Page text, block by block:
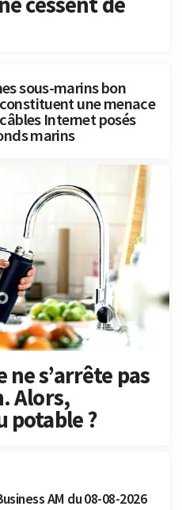
sous-marins bon
une menace
Internet posés
marins
s’arrête pas
Alors,
potable ?
AM du 08-08-2026